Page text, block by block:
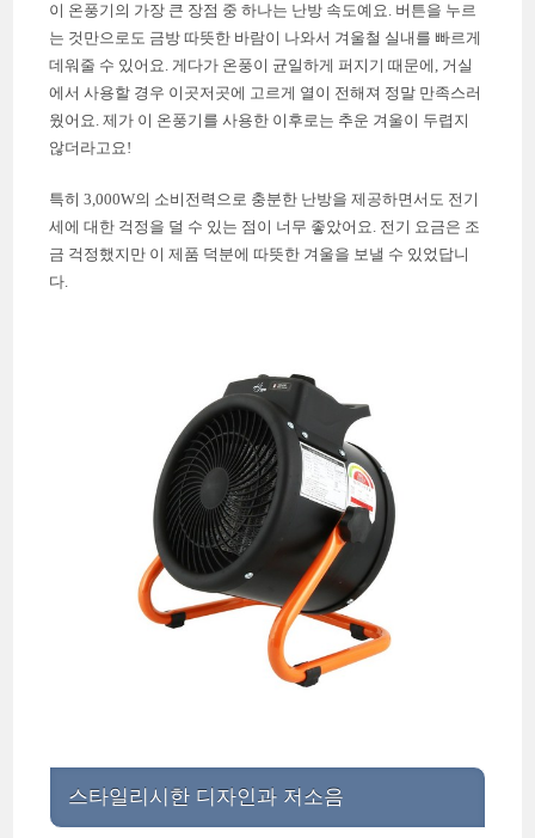
이 온풍기의 가장 큰 장점 중 하나는 난방 속도예요. 버튼을 누르
는 것만으로도 금방 따뜻한 바람이 나와서 겨울철 실내를 빠르게
데워줄 수 있어요. 게다가 온풍이 균일하게 퍼지기 때문에, 거실
에서 사용할 경우 이곳저곳에 고르게 열이 전해져 정말 만족스러
웠어요. 제가 이 온풍기를 사용한 이후로는 추운 겨울이 두렵지
않더라고요!
특히 3,000W의 소비전력으로 충분한 난방을 제공하면서도 전기
세에 대한 걱정을 덜 수 있는 점이 너무 좋았어요. 전기 요금은 조
금 걱정했지만 이 제품 덕분에 따뜻한 겨울을 보낼 수 있었답니
다.
스타일리시한 디자인과 저소음